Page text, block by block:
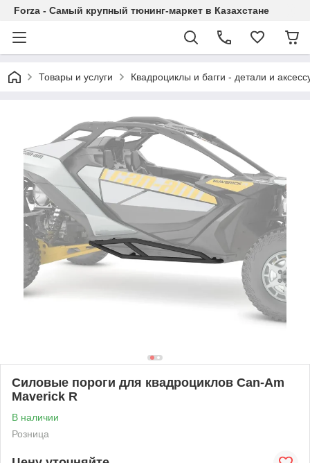
Forza - Самый крупный тюнинг-маркет в Казахстане
Товары и услуги Квадроциклы и багги - детали и
Силовые пороги для квадроциклов Can-Am
Maverick R
В наличии
Розница